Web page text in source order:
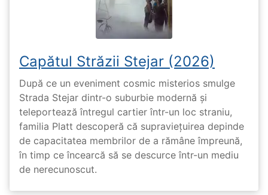
Capătul Străzii Stejar (2026)
După ce un eveniment cosmic misterios smulge
Strada Stejar dintr-o suburbie modernă și
teleportează întregul cartier într-un loc straniu,
familia Platt descoperă că supraviețuirea depinde
de capacitatea membrilor de a rămâne împreună,
în timp ce încearcă să se descurce într-un mediu
de nerecunoscut.